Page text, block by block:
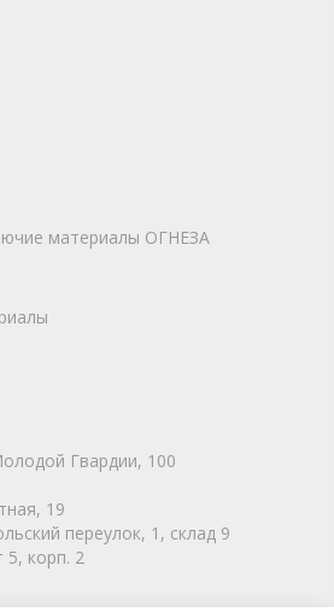
материалы ОГНЕЗА
Гвардии, 100
19
переулок, 1, склад 9
5, корп. 2